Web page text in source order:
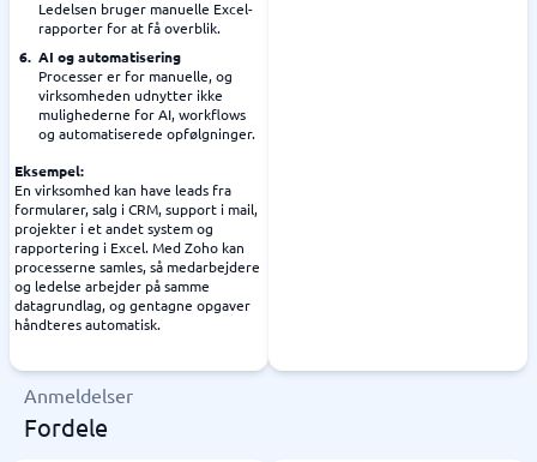
Ledelsen bruger manuelle Excel-
rapporter for at få overblik.
AI og automatisering
Processer er for manuelle, og
virksomheden udnytter ikke
mulighederne for AI, workflows
og automatiserede opfølgninger.
Eksempel:
En virksomhed kan have leads fra
formularer, salg i CRM, support i mail,
projekter i et andet system og
rapportering i Excel. Med Zoho kan
processerne samles, så medarbejdere
og ledelse arbejder på samme
datagrundlag, og gentagne opgaver
håndteres automatisk.
Anmeldelser
Fordele